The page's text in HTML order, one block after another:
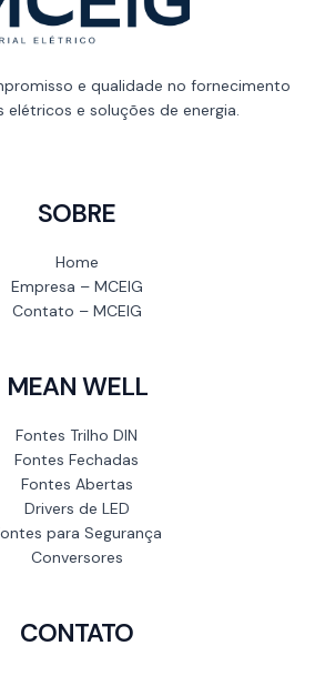
e qualidade no fornecimento
elétricos e soluções de energia.
SOBRE
Home
Empresa – MCEIG
Contato – MCEIG
MEAN WELL
Fontes Trilho DIN
Fontes Fechadas
Fontes Abertas
Drivers de LED
para Segurança
Conversores
CONTATO